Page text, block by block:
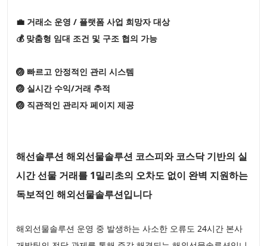
💼 거래소 운영 / 플랫폼 사업 희망자 대상
💰 맞춤형 임대 조건 및 구조 협의 가능
🏐 빠르고 안정적인 관리 시스템
🏐 실시간 수익/거래 추적
🏐 직관적인 관리자 페이지 제공
해선솔루션 해외선물솔루션 코스피와 코스닥 기반의 실
시간 선물 거래를 1밀리초의 오차도 없이 완벽 지원하는
독보적인 해외선물솔루션입니다
해외선물솔루션 운영 중 발생하는 사소한 오류도 24시간 본사